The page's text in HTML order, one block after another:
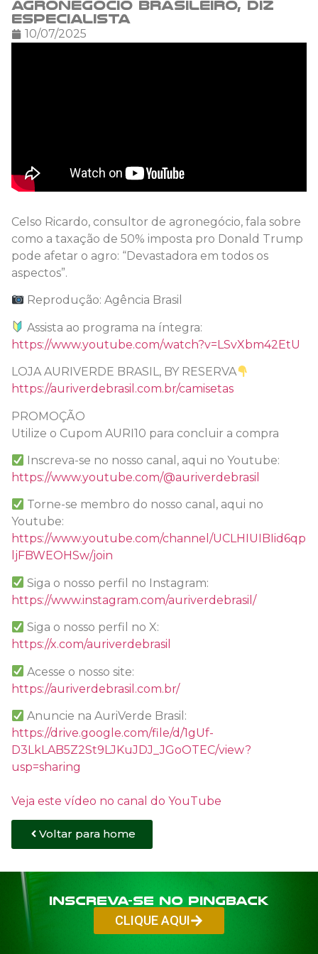
agronegócio brasileiro, diz
especialista
10/07/2025
Celso Ricardo, consultor de agronegócio, fala sobre
como a taxação de 50% imposta pro Donald Trump
pode afetar o agro: “Devastadora em todos os
aspectos”.
Reprodução: Agência Brasil
Assista ao programa na íntegra:
https://www.youtube.com/watch?v=LSvXbm42EtU
LOJA AURIVERDE BRASIL, BY RESERVA
https://auriverdebrasil.com.br/camisetas
PROMOÇÃO
Utilize o Cupom AURI10 para concluir a compra
Inscreva-se no nosso canal, aqui no Youtube:
https://www.youtube.com/@auriverdebrasil
Torne-se membro do nosso canal, aqui no
Youtube:
https://www.youtube.com/channel/UCLHIUIBIid6qp
ljFBWEOHSw/join
Siga o nosso perfil no Instagram:
https://www.instagram.com/auriverdebrasil/
Siga o nosso perfil no X:
https://x.com/auriverdebrasil
Acesse o nosso site:
https://auriverdebrasil.com.br/
Anuncie na AuriVerde Brasil:
https://drive.google.com/file/d/1gUf-
D3LkLAB5Z2St9LJKuJDJ_JGoOTEC/view?
usp=sharing
Veja este vídeo no canal do YouTube
Voltar para home
Inscreva-se no PINGBACK
CLIQUE AQUI